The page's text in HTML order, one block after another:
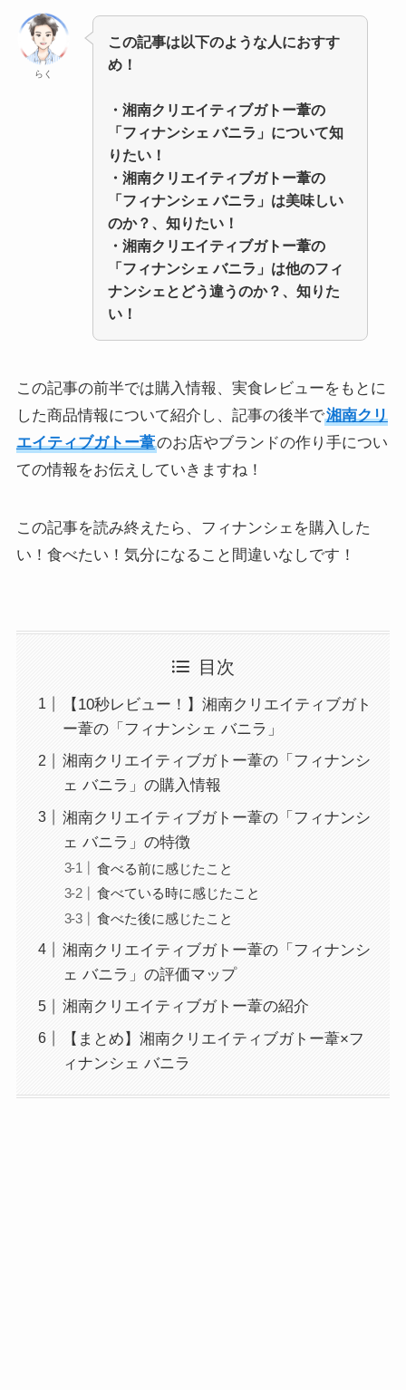
らく
この記事は以下のような人におすす
め！
・湘南クリエイティブガトー葦の
「フィナンシェ バニラ」について知
りたい！
・湘南クリエイティブガトー葦の
「フィナンシェ バニラ」 は美味しい
のか？、知りたい！
・湘南クリエイティブガトー葦の
「フィナンシェ バニラ」 は他のフィ
ナンシェとどう違うのか？、知りた
い！
この記事の前半では購入情報、実食レビューをもとに
した商品情報について紹介し、記事の後半で湘南クリ
エイティブガトー葦のお店やブランドの作り手につい
ての情報をお伝えしていきますね！
この記事を読み終えたら、フィナンシェを購入した
い！食べたい！気分になること間違いなしです！
目次
【10秒レビュー！】湘南クリエイティブガト
ー葦の「フィナンシェ バニラ」
湘南クリエイティブガトー葦の「フィナンシ
ェ バニラ」の購入情報
湘南クリエイティブガトー葦の「フィナンシ
ェ バニラ」の特徴
食べる前に感じたこと
食べている時に感じたこと
食べた後に感じたこと
湘南クリエイティブガトー葦の「フィナンシ
ェ バニラ」の評価マップ
湘南クリエイティブガトー葦の紹介
【まとめ】湘南クリエイティブガトー葦×フ
ィナンシェ バニラ